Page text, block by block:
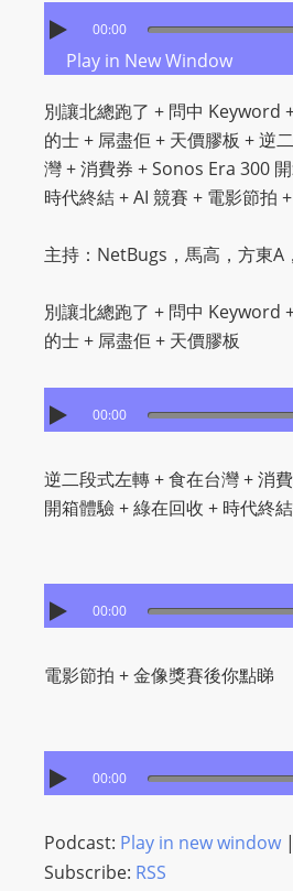
00:00
Play in New Window
別讓北總跑了 + 問中 Keyword
的士 + 屌盡佢 + 天價膠板 + 逆
灣 + 消費券 + Sonos Era 300
時代終結 + AI 競賽 + 電影節拍
主持：NetBugs，馬高，方東A
別讓北總跑了 + 問中 Keyword
的士 + 屌盡佢 + 天價膠板
00:00
逆二段式左轉 + 食在台灣 + 消
開箱體驗 + 綠在回收 + 時代終
00:00
電影節拍 + 金像獎賽後你點睇
00:00
Podcast: Play in new window|
Subscribe: RSS